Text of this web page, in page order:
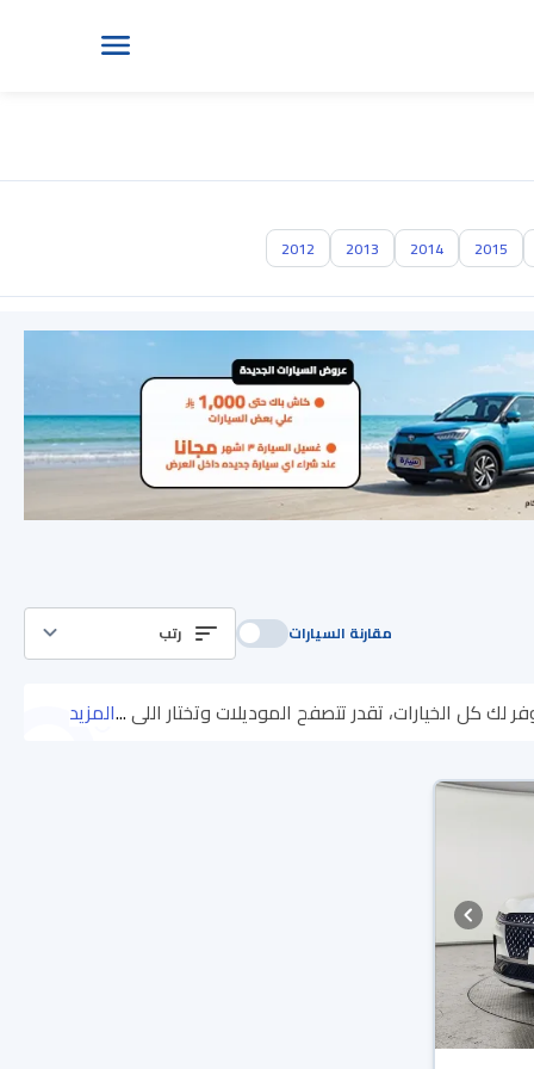
2015
2014
2013
2012
مقارنة السيارات رتب
كل الخيارات، تقدر تتصفح الموديلات وتختار اللي...المزيد